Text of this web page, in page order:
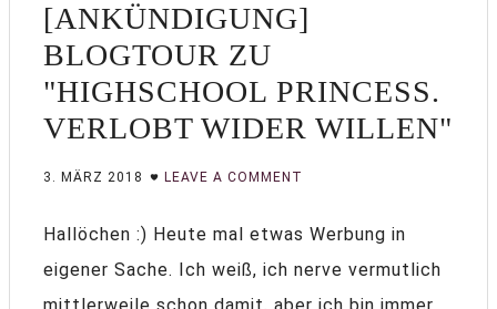
[ANKÜNDIGUNG]
BLOGTOUR ZU
"HIGHSCHOOL PRINCESS.
VERLOBT WIDER WILLEN"
3. MÄRZ 2018 LEAVE A COMMENT
Hallöchen :) Heute mal etwas Werbung in
eigener Sache. Ich weiß, ich nerve vermutlich